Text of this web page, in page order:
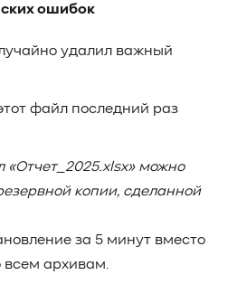
ошибок
удалил важный
файл последний раз
«Отчет_2025.xlsx» можно
копии, сделанной
за 5 минут вместо
всем архивам.